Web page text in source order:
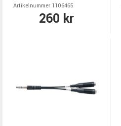
Artikelnummer 1106465
260 kr